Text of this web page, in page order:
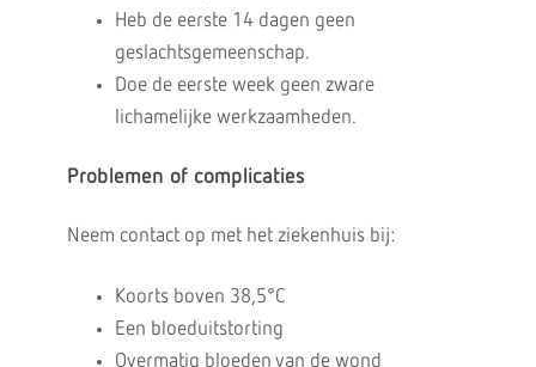
Heb de eerste 14 dagen geen
geslachtsgemeenschap.
Doe de eerste week geen zware
lichamelijke werkzaamheden.
Problemen of complicaties
Neem contact op met het ziekenhuis bij:
Koorts boven 38,5°C
Een bloeduitstorting
Overmatig bloeden van de wond